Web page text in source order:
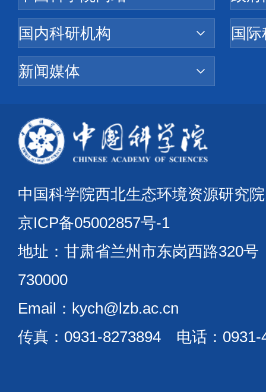
中国科学院西北生态环境资源研
京ICP备05002857号-1
地址：甘肃省兰州市东岗西路
730000
Email：kych@lzb.ac.cn
传真：0931-8273894 电话：0931-